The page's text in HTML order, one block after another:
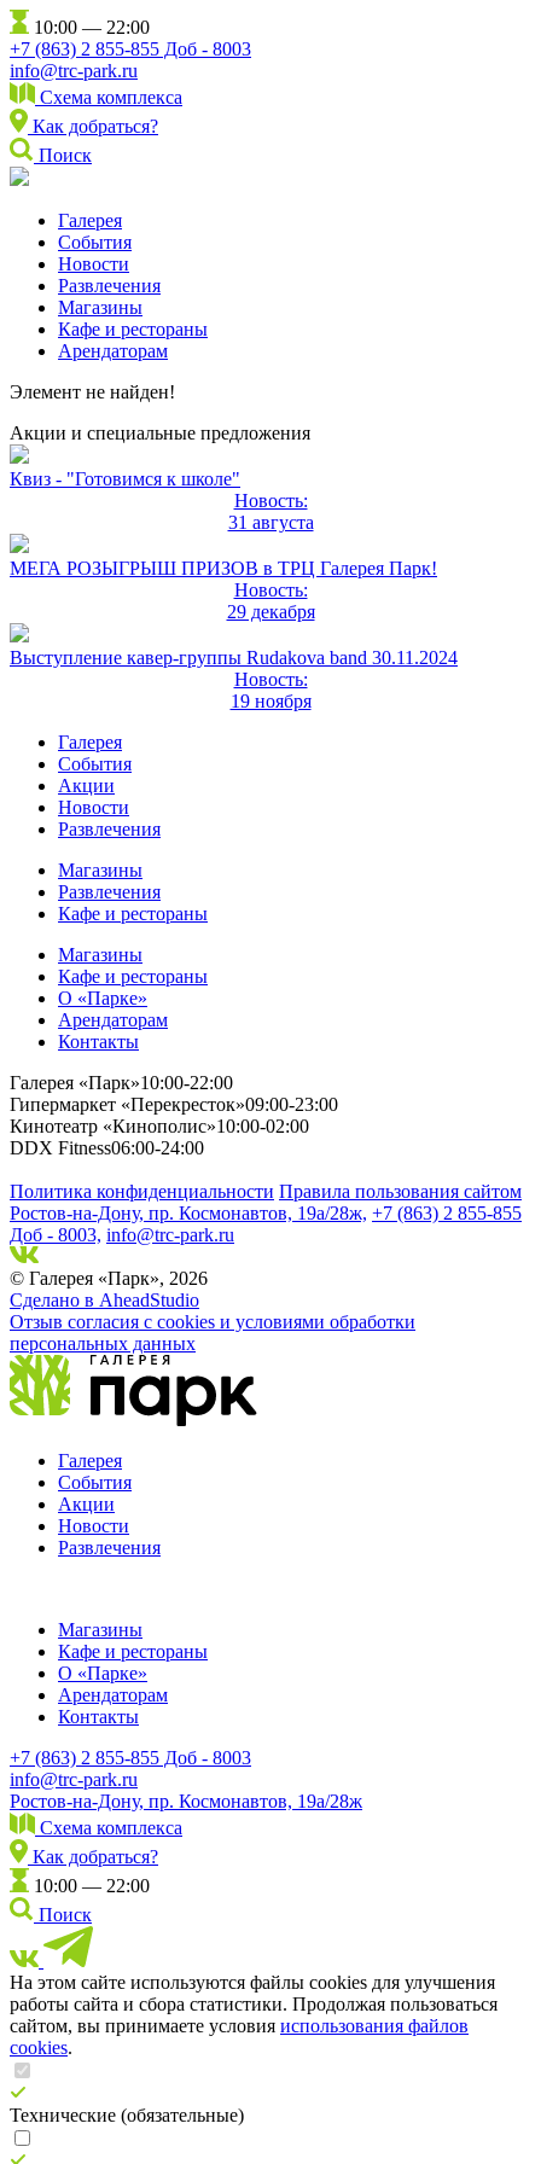
10:00 — 22:00
+7 (863) 2 855-855 Доб - 8003
info@trc-park.ru
Схема комплекса
Как добраться?
Поиск
Галерея
События
Новости
Развлечения
Магазины
Кафе и рестораны
Арендаторам
Элемент не найден!
Акции и специальные предложения
Квиз - "Готовимся к школе"
Новость:
31 августа
МЕГА РОЗЫГРЫШ ПРИЗОВ в ТРЦ Галерея Парк!
Новость:
29 декабря
Выступление кавер-группы Rudakova band 30.11.2024
Новость:
19 ноября
Галерея
События
Акции
Новости
Развлечения
Магазины
Развлечения
Кафе и рестораны
Магазины
Кафе и рестораны
О «Парке»
Арендаторам
Контакты
Галерея «Парк»10:00-22:00
Гипермаркет «Перекресток»09:00-23:00
Кинотеатр «Кинополис»10:00-02:00
DDX Fitness06:00-24:00
Политика конфиденциальности Правила пользования сайтом
Ростов-на-Дону, пр. Космонавтов, 19а/28ж, +7 (863) 2 855-855
Доб - 8003, info@trc-park.ru
© Галерея «Парк», 2026
Сделано в AheadStudio
Отзыв согласия с cookies и условиями обработки
персональных данных
Галерея
События
Акции
Новости
Развлечения
Магазины
Кафе и рестораны
О «Парке»
Арендаторам
Контакты
+7 (863) 2 855-855 Доб - 8003
info@trc-park.ru
Ростов-на-Дону, пр. Космонавтов, 19а/28ж
Схема комплекса
Как добраться?
10:00 — 22:00
Поиск
На этом сайте используются файлы cookies для улучшения
работы сайта и сбора статистики. Продолжая пользоваться
сайтом, вы принимаете условия использования файлов
cookies.
Технические (обязательные)